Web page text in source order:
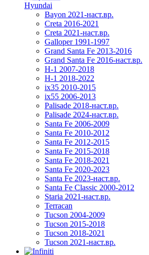
Hyundai
Bayon 2021-наст.вр.
Creta 2016-2021
Creta 2021-наст.вр.
Galloper 1991-1997
Grand Santa Fe 2013-2016
Grand Santa Fe 2016-наст.вр.
H-1 2007-2018
H-1 2018-2022
ix35 2010-2015
ix55 2006-2013
Palisade 2018-наст.вр.
Palisade 2024-наст.вр.
Santa Fe 2006-2009
Santa Fe 2010-2012
Santa Fe 2012-2015
Santa Fe 2015-2018
Santa Fe 2018-2021
Santa Fe 2020-2023
Santa Fe 2023-наст.вр.
Santa Fe Classic 2000-2012
Staria 2021-наст.вр.
Terracan
Tucson 2004-2009
Tucson 2015-2018
Tucson 2018-2021
Tucson 2021-наст.вр.